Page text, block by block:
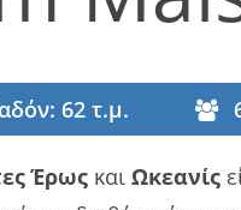
62 τ.μ.
Έρως και Ωκεανίς